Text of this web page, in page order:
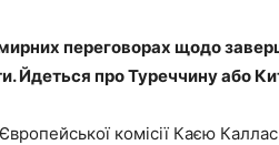
переговорах щодо
Йдеться про Туреччину або
комісії Каєю Каллас